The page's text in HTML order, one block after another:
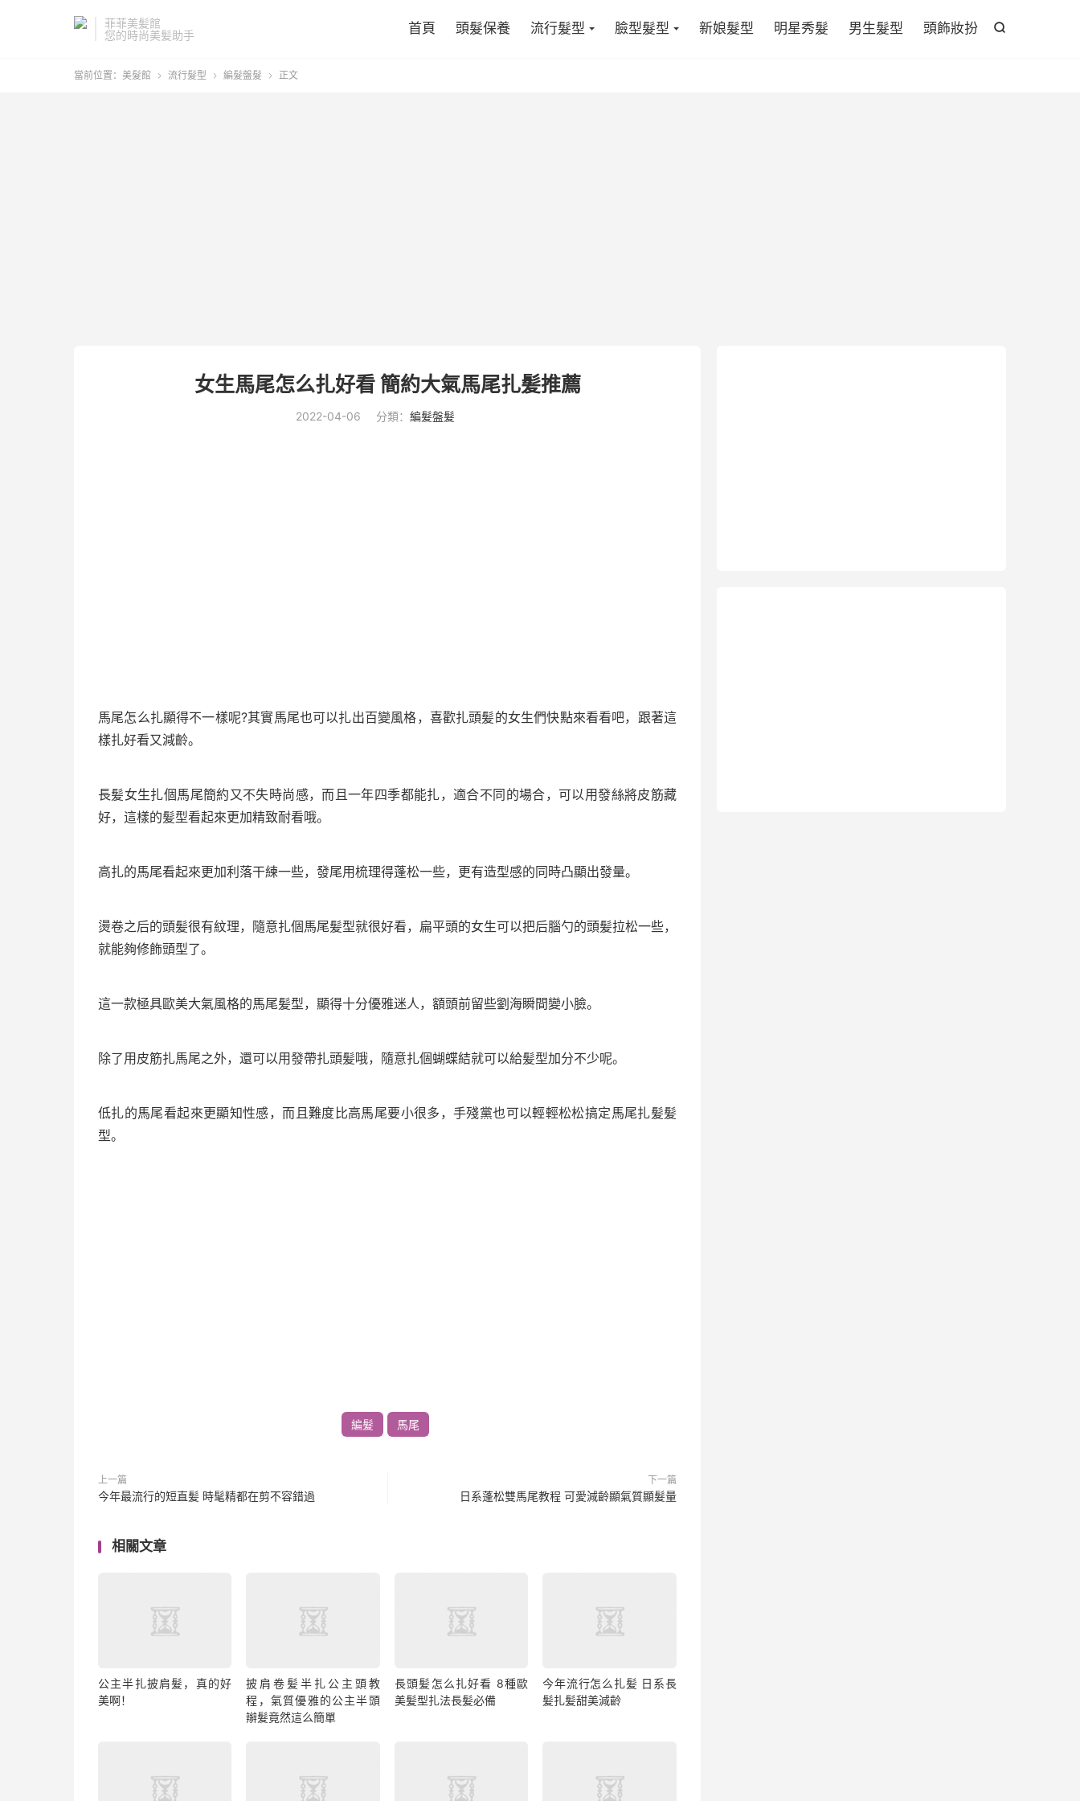
菲菲美髪館
您的時尚美髪助手

首頁 頭髮保養 流行髮型 臉型髮型 新娘髮型 明星秀髮 男生髮型 頭飾妝扮
當前位置： 美髮館  流行髮型  編髮盤髮  正文
女生馬尾怎么扎好看 簡約大氣馬尾扎髪推薦
2022-04-06 分類： 編髮盤髮
馬尾怎么扎顯得不一樣呢?其實馬尾也可以扎出百變風格，喜歡扎頭髪的女生們快點來看看吧，跟著這
樣扎好看又減齡。
長髪女生扎個馬尾簡約又不失時尚感，而且一年四季都能扎，適合不同的場合，可以用發絲將皮筋藏
好，這樣的髪型看起來更加精致耐看哦。
高扎的馬尾看起來更加利落干練一些，發尾用梳理得蓬松一些，更有造型感的同時凸顯出發量。
燙卷之后的頭髪很有紋理，隨意扎個馬尾髪型就很好看，扁平頭的女生可以把后腦勺的頭髪拉松一些，
就能夠修飾頭型了。
這一款極具歐美大氣風格的馬尾髪型，顯得十分優雅迷人，額頭前留些劉海瞬間變小臉。
除了用皮筋扎馬尾之外，還可以用發帶扎頭髪哦，隨意扎個蝴蝶結就可以給髪型加分不少呢。
低扎的馬尾看起來更顯知性感，而且難度比高馬尾要小很多，手殘黨也可以輕輕松松搞定馬尾扎髪髪
型。
編髮 馬尾
上一篇
今年最流行的短直髪 時髦精都在剪不容錯過
下一篇
日系蓬松雙馬尾教程 可愛減齡顯氣質顯髮量
相關文章
公主半扎披肩髮，真的好
美啊！
披肩卷髪半扎公主頭教
程，氣質優雅的公主半頭
辮髮竟然這么簡單
長頭髪怎么扎好看 8種歐
美髪型扎法長髪必備
今年流行怎么扎髪 日系長
髪扎髪甜美減齡